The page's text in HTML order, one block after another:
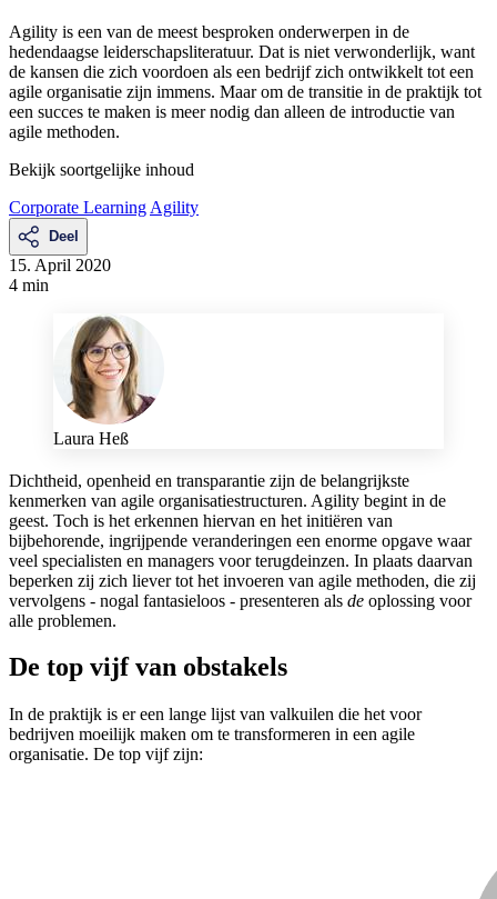
Agility is een van de meest besproken onderwerpen in de
hedendaagse leiderschapsliteratuur. Dat is niet verwonderlijk, want
de kansen die zich voordoen als een bedrijf zich ontwikkelt tot een
agile organisatie zijn immens. Maar om de transitie in de praktijk tot
een succes te maken is meer nodig dan alleen de introductie van
agile methoden.
Bekijk soortgelijke inhoud
Corporate Learning Agility
Deel
15. April 2020
4 min
Laura Heß
Dichtheid, openheid en transparantie zijn de belangrijkste
kenmerken van agile organisatiestructuren. Agility begint in de
geest. Toch is het erkennen hiervan en het initiëren van
bijbehorende, ingrijpende veranderingen een enorme opgave waar
veel specialisten en managers voor terugdeinzen. In plaats daarvan
beperken zij zich liever tot het invoeren van agile methoden, die zij
vervolgens - nogal fantasieloos - presenteren als de oplossing voor
alle problemen.
De top vijf van obstakels
In de praktijk is er een lange lijst van valkuilen die het voor
bedrijven moeilijk maken om te transformeren in een agile
organisatie. De top vijf zijn: